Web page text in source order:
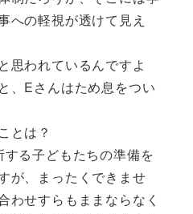
への軽視が透けて見え
思われているんですよ
、Eさんはため息をつい
とは？
する子どもたちの準備を
が、まったくできませ
わせすらもままならなく